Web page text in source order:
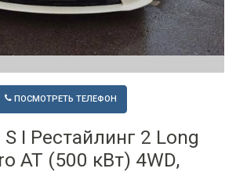
ПОСМОТРЕТЬ ТЕЛЕФОН
I Рестайлинг 2 Long
AT (500 кВт) 4WD,